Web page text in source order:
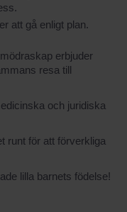
att gå enligt plan.
erbjuder
resa till
och juridiska
runt för att förverkliga
lilla barnets födelse!